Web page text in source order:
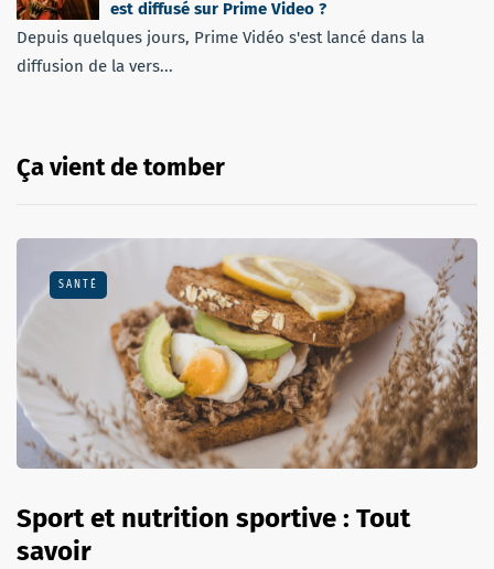
est diffusé sur Prime Video ?
Depuis quelques jours, Prime Vidéo s'est lancé dans la
diffusion de la vers...
Ça vient de tomber
SANTÉ
Sport et nutrition sportive : Tout
savoir